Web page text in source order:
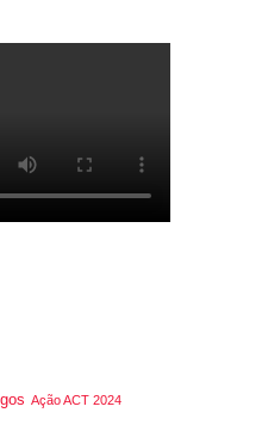
Ação ACT 2024